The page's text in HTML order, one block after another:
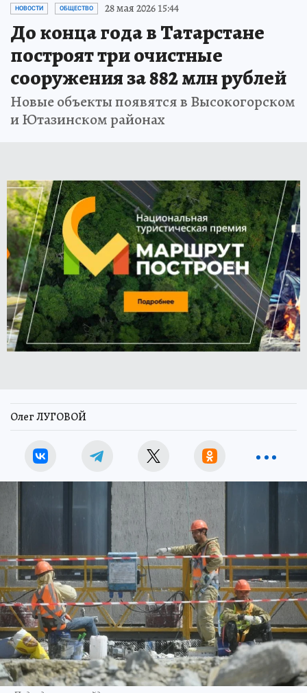
НОВОСТИ ОБЩЕСТВО 28 мая 2026 15:44
До конца года в Татарстане
построят три очистные
сооружения за 882 млн рублей
Новые объекты появятся в Высокогорском
и Ютазинском районах
Олег ЛУГОВОЙ